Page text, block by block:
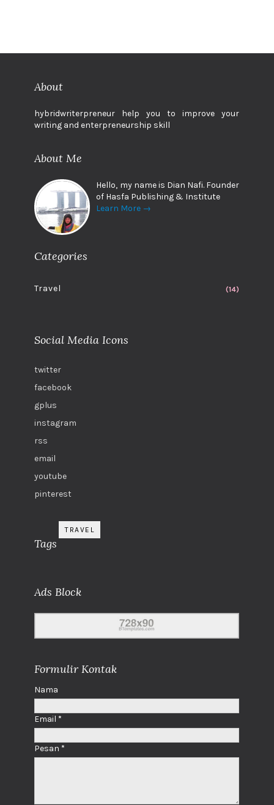
About
hybridwriterpreneur help you to improve your
writing and enterpreneurship skill
About Me
Hello, my name is Dian Nafi. Founder
of Hasfa Publishing & Institute
Learn More →
Categories
Travel (14)
Social Media Icons
twitter
facebook
gplus
instagram
rss
email
youtube
pinterest
Tags
TRAVEL
Ads Block
Formulir Kontak
Nama
Email *
Pesan *